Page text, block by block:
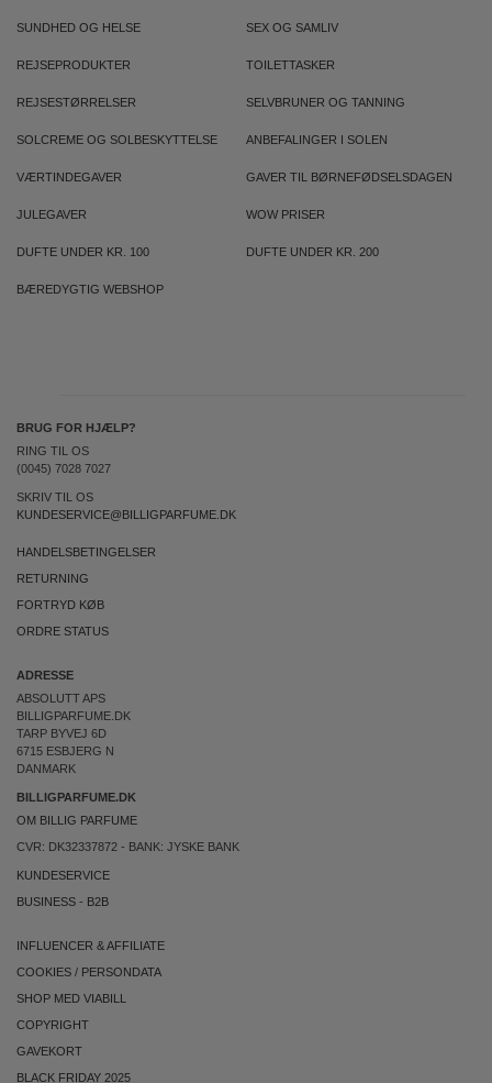
SUNDHED OG HELSE SEX OG SAMLIV
REJSEPRODUKTER TOILETTASKER
REJSESTØRRELSER SELVBRUNER OG TANNING
SOLCREME OG SOLBESKYTTELSE ANBEFALINGER I SOLEN
VÆRTINDEGAVER GAVER TIL BØRNEFØDSELSDAGEN
JULEGAVER WOW PRISER
DUFTE UNDER KR. 100 DUFTE UNDER KR. 200
BÆREDYGTIG WEBSHOP
BRUG FOR HJÆLP?
RING TIL OS
(0045) 7028 7027
SKRIV TIL OS
KUNDESERVICE@BILLIGPARFUME.DK
HANDELSBETINGELSER
RETURNING
FORTRYD KØB
ORDRE STATUS
ADRESSE
ABSOLUTT APS
BILLIGPARFUME.DK
TARP BYVEJ 6D
6715 ESBJERG N
DANMARK
BILLIGPARFUME.DK
OM BILLIG PARFUME
CVR: DK32337872 - BANK: JYSKE BANK
KUNDESERVICE
BUSINESS - B2B
INFLUENCER & AFFILIATE
COOKIES / PERSONDATA
SHOP MED VIABILL
COPYRIGHT
GAVEKORT
BLACK FRIDAY 2025